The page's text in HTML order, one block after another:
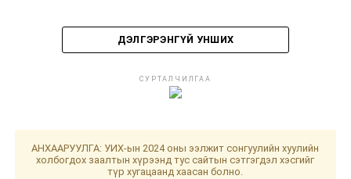
Хот хоорондын нийтийн тээврийн үнэ нэмэгдлээ
Улаанбаатарт өдөртөө 24 хэм дулаан
ДЭЛГЭРЭНГҮЙ УНШИХ
СУРТАЛЧИЛГАА
АНХААРУУЛГА: УИХ-ын 2024 оны ээлжит сонгуулийн хуулийн
холбогдох заалтын хүрээнд тус сайтын сэтгэгдэл хэсгийг
түр хугацаанд хаасан болно.